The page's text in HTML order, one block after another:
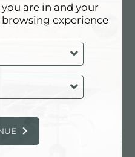
are in and your
experience